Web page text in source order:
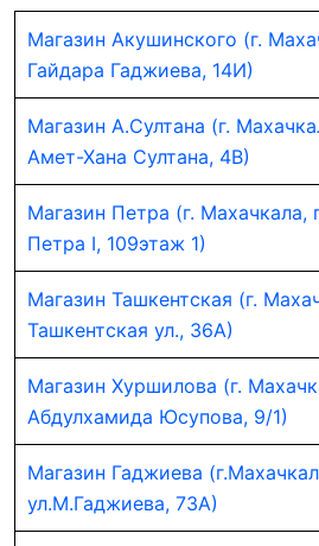
Магазин Акушинского (г.
Гайдара Гаджиева, 14И)
Магазин А.Султана (г.
Амет-Хана Султана, 4В)
Магазин Петра (г. Махачкала,
Петра I, 109этаж 1)
Магазин Ташкентская (г.
Ташкентская ул., 36А)
Магазин Хуршилова (г.
Абдулхамида Юсупова, 9/1)
Магазин Гаджиева
ул.М.Гаджиева, 73А)